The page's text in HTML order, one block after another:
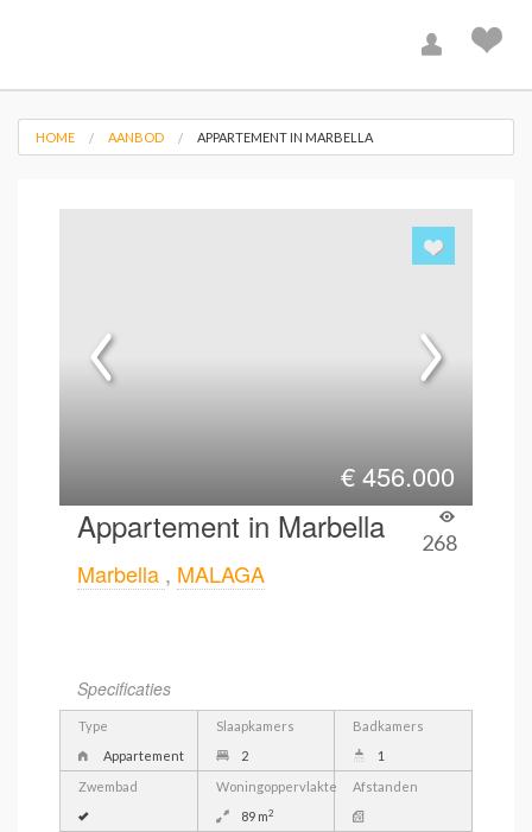
HOME AANBOD APPARTEMENT IN MARBELLA
€456.000
Appartement in Marbella 268
Marbella , MALAGA
Specificaties
Type
Appartement
Slaapkamers
2
Badkamers
1
Zwembad
Woningoppervlakte
89 m2
Afstanden